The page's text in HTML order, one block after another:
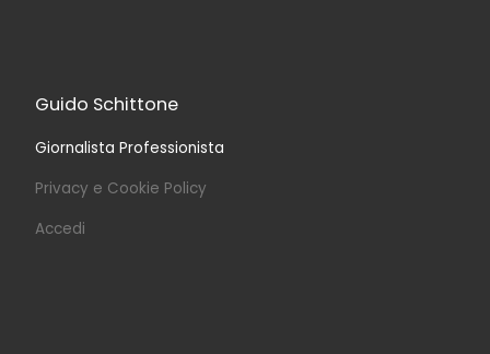
Guido Schittone
Giornalista Professionista
Privacy e Cookie Policy
Accedi